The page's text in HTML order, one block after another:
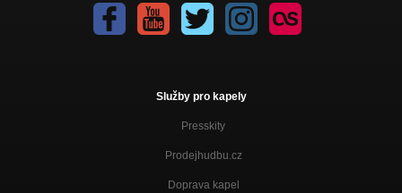
Služby pro kapely
Presskity
Prodejhudbu.cz
Doprava kapel